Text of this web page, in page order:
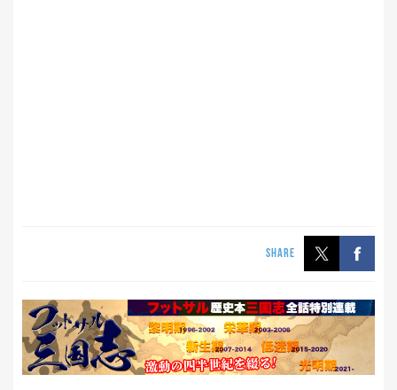
SHARE